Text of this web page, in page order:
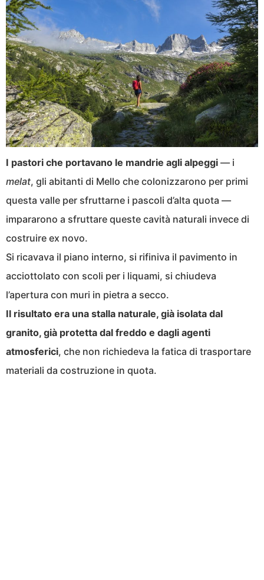
I pastori che portavano le mandrie agli alpeggi — i
melat, gli abitanti di Mello che colonizzarono per primi
questa valle per sfruttarne i pascoli d’alta quota —
impararono a sfruttare queste cavità naturali invece di
costruire ex novo.
Si ricavava il piano interno, si rifiniva il pavimento in
acciottolato con scoli per i liquami, si chiudeva
l’apertura con muri in pietra a secco.
Il risultato era una stalla naturale, già isolata dal
granito, già protetta dal freddo e dagli agenti
atmosferici, che non richiedeva la fatica di trasportare
materiali da costruzione in quota.